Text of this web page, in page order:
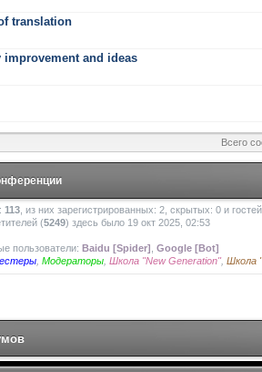
translation
improvement and ideas
Всего
113 , из них зарегистрированных: 2, скрытых: 0 и
(5249) здесь было 19 окт 2025, 02:53
пользователи:Baidu [Spider] ,Google [Bot]
,Модераторы ,Школа "New Generation",Школа